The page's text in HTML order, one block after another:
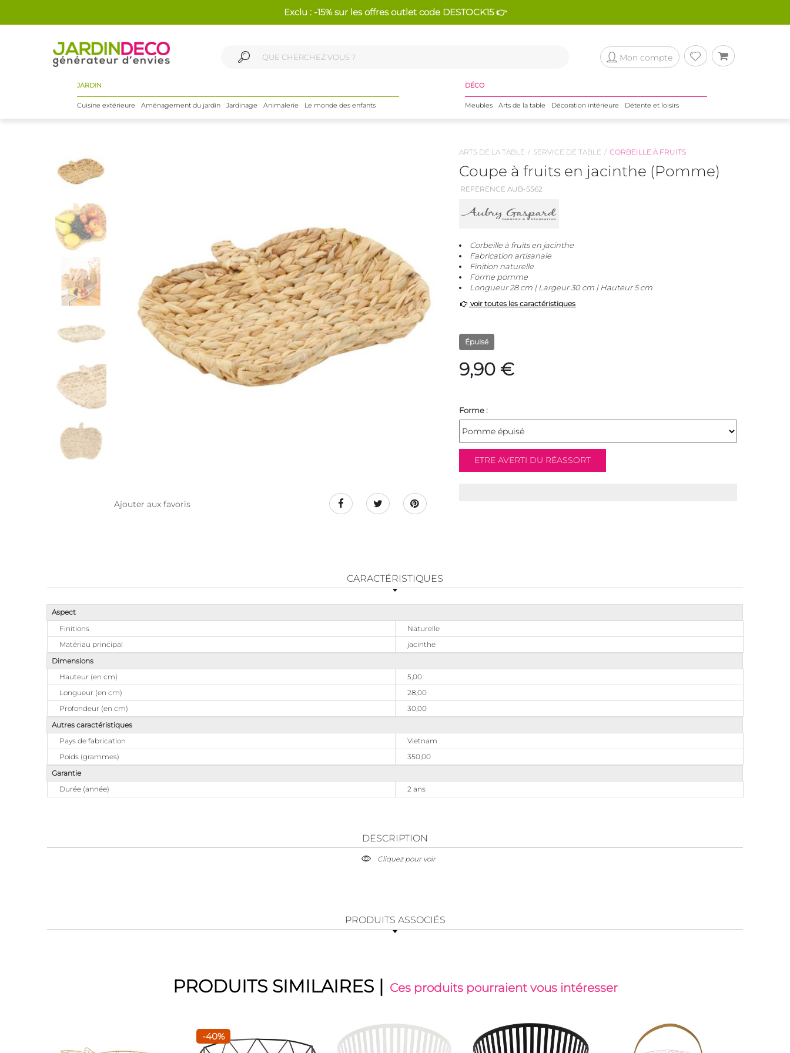
Exclu : -15% sur les offres outlet code DESTOCK15 👉
Mon compte
JARDIN
Cuisine extérieure Aménagement du jardin Jardinage Animalerie Le monde des enfants
DÉCO
Meubles Arts de la table Décoration intérieure Détente et loisirs
Ajouter aux favoris
ARTS DE LA TABLE SERVICE DE TABLE CORBEILLE À FRUITS
Coupe à fruits en jacinthe (Pomme)
REFERENCE AUB-5562
Corbeille à fruits en jacinthe
Fabrication artisanale
Finition naturelle
Forme pomme
Longueur 28 cm | Largeur 30 cm | Hauteur 5 cm
voir toutes les caractéristiques
Épuisé
9,90 €
Forme :
CARACTÉRISTIQUES
Aspect
Finitions
Naturelle
Matériau principal
jacinthe
Dimensions
Hauteur (en cm)
5,00
Longueur (en cm)
28,00
Profondeur (en cm)
30,00
Autres caractéristiques
Pays de fabrication
Vietnam
Poids (grammes)
350,00
Garantie
Durée (année)
2 ans
DESCRIPTION
Cliquez pour voir
PRODUITS ASSOCIÉS
PRODUITS SIMILAIRES | Ces produits pourraient vous intéresser
-40%